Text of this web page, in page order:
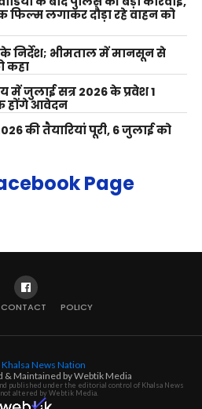
लगाकर दौड़ा रहे वाहन को
के निर्देश; भीमताल में मानसून से
कहा
में जुलाई सत्र 2026 के प्रवेश 1
होंगे आवेदन
की तैयारियां पूरी, 6 जुलाई को
Page
CONTACT POLICY
Khalsa News Nation
& Maintained by Webtik Media
published under the editorial control of Khalsa News
not altered by Webtik Media.